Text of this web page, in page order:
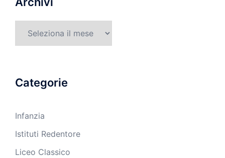
Categorie
Infanzia
Istituti Redentore
Liceo Classico